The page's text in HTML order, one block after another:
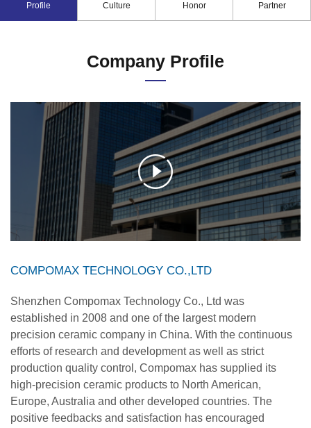
Profile Culture Honor Partner
Company Profile
COMPOMAX TECHNOLOGY CO.,LTD
Shenzhen Compomax Technology Co., Ltd was
established in 2008 and one of the largest modern
precision ceramic company in China. With the continuous
efforts of research and development as well as strict
production quality control, Compomax has supplied its
high-precision ceramic products to North American,
Europe, Australia and other developed countries. The
positive feedbacks and satisfaction has encouraged